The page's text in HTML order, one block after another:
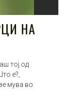
НА
тој од
е?,
мува во